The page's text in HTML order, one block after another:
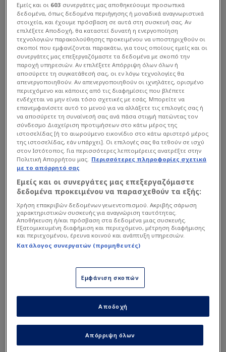
Ήδη έχουν γίνει οι επαφές και το βόλεϊ του ΠΑΟΚ,
Εμείς και οι 603 συνεργάτες μας αποθηκεύουμε προσωπικά
δεδομένα, όπως δεδομένα περιήγησης ή μοναδικά αναγνωριστικά
στοιχεία, και έχουμε πρόσβαση σε αυτά στη συσκευή σας. Αν
επιλέξετε Αποδοχή, θα καταστεί δυνατή η ενεργοποίηση
τεχνολογιών παρακολούθησης προκειμένου να υποστηριχθούν οι
σκοποί που εμφανίζονται παρακάτω, για τους οποίους εμείς και οι
συνεργάτες μας επεξεργαζόμαστε τα δεδομένα με σκοπό την
παροχή υπηρεσιών. Αν επιλέξετε Απόρριψη όλων όλων ή
αποσύρετε τη συγκατάθεσή σας, οι εν λόγω τεχνολογίες θα
απενεργοποιηθούν. Αν απενεργοποιηθούν οι ιχνηλάτες, ορισμένο
περιεχόμενο και κάποιες από τις διαφημίσεις που βλέπετε
ενδέχεται να μην είναι τόσο σχετικές με εσάς. Μπορείτε να
επανεμφανίσετε αυτό το μενού για να αλλάξετε τις επιλογές σας ή
να αποσύρετε τη συναίνεσή σας ανά πάσα στιγμή πατώντας τον
σύνδεσμο Διαχείριση προτιμήσεων στο κάτω μέρος της
ιστοσελίδας [ή το αιωρούμενο εικονίδιο στο κάτω αριστερό μέρος
της ιστοσελίδας, εάν υπάρχει]. Οι επιλογές σας θα τεθούν σε ισχύ
στον Ιστότοπος. Για περισσότερες λεπτομέρειες ανατρέξτε στην
Πολιτική Απορρήτου μας. Περισσότερες πληροφορίες σχετικά
με το απόρρητό σας
Εμείς και οι συνεργάτες μας επεξεργαζόμαστε
δεδομένα προκειμένου να παρασχεθούν τα εξής:
Χρήση επακριβών δεδομένων γεωεντοπισμού. Ακριβής σάρωση
χαρακτηριστικών συσκευής για αναγνώριση ταυτότητας.
Αποθήκευση ή/και πρόσβαση στα δεδομένα μιας συσκευής.
Εξατομικευμένη διαφήμιση και περιεχόμενο, μέτρηση διαφήμισης
και περιεχομένου, έρευνα κοινού και ανάπτυξη υπηρεσιών.
Κατάλογος συνεργατών (προμηθευτές)
Εμφάνιση σκοπών
Απόρριψη όλων
Αποδοχή